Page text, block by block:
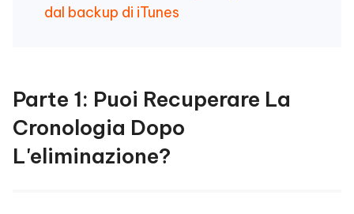
dal backup di iTunes
Parte 1: Puoi Recuperare La
Cronologia Dopo
L'eliminazione?